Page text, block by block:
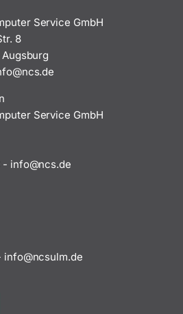
Service GmbH
8
ed.sc
Service GmbH
- ed.sc
n@ofn
i
ed.ml
uscn@
ofni